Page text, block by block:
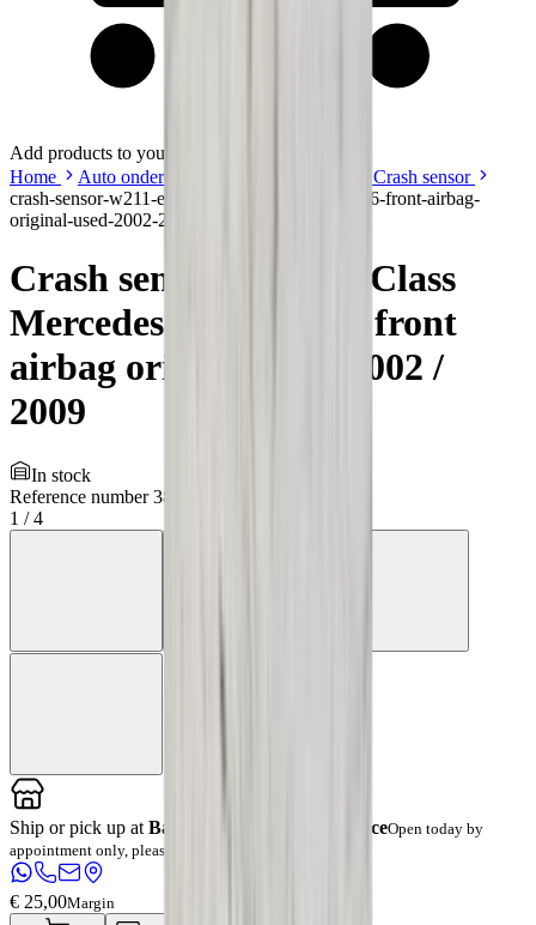
Add products to your cart.
Home Auto onderdelen
Airbag / Crash sensor
crash-sensor-w211-eclass-mercedes-0028201326-front-airbag-
original-used-2002-2009
Crash sensor W211 E-Class
Mercedes 0028201326 front
airbag original used 2002 /
2009
In stock
Reference number 3843359
1 /4
Ship or pick up at Barendrecht Mobility ServiceOpen today by
appointment only, please contact us
€ 25,00Margin